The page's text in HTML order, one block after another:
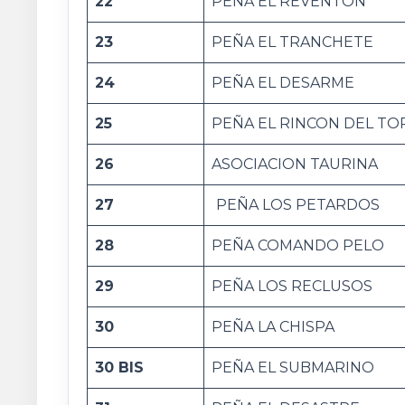
23 PEÑA EL TRANCHETE
24 PEÑA EL DESARME
25 PEÑA EL RINCON DEL
26 ASOCIACION TAURINA
27 PEÑA LOS PETARDOS
28 PEÑA COMANDO PELO
29 PEÑA LOS RECLUSOS
30 PEÑA LA CHISPA
30 BIS PEÑA EL SUBMARINO